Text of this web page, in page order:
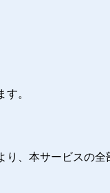
。
、本サービスの